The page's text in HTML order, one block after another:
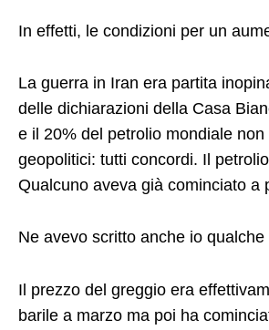
In effetti, le condizioni per un
La guerra in Iran era partita
delle dichiarazioni della Casa
e il 20% del petrolio mondiale
geopolitici: tutti concordi. Il
Qualcuno aveva già cominciato a
Ne avevo scritto anche io
Il prezzo del greggio era
barile a marzo ma poi ha